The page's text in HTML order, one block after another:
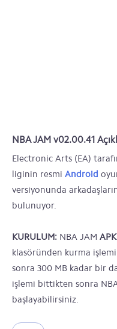
NBA JAM v02.00.41
Electronic Arts (EA)
liginin resmi Android
versiyonunda
bulunuyor.
KURULUM: NBA JAM APK
klasöründen kurma
sonra 300 MB kadar bir
işlemi bittikten sonra
başlayabilirsiniz.